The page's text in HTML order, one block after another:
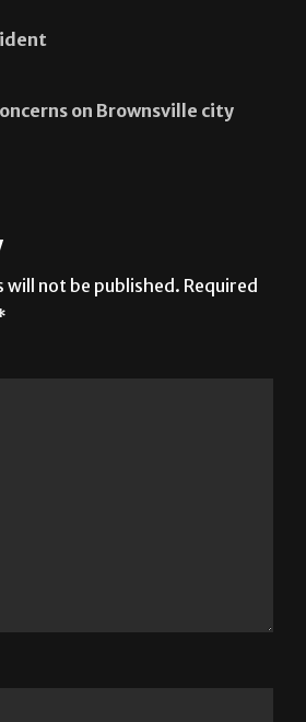
on Brownsville city
will not be published. Required